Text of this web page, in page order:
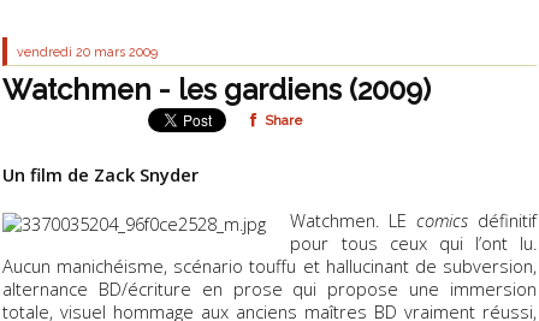
vendredi 20 mars 2009
Watchmen - les gardiens (2009)
Share
Un film de Zack Snyder
Watchmen. LEcomics définitif
pour tous ceux qui l’ont lu.
Aucun manichéisme, scénario touffu et hallucinant de subversion,
alternance BD/écriture en prose qui propose une immersion
totale, visuel hommage aux anciens maîtres BD vraiment réussi,